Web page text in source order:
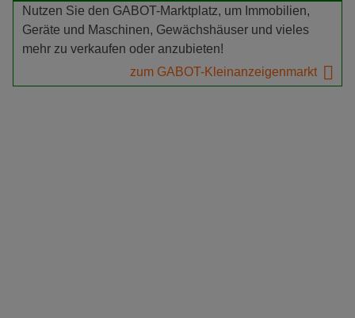
Nutzen Sie den GABOT-Marktplatz, um Immobilien,
Geräte und Maschinen, Gewächshäuser und vieles
mehr zu verkaufen oder anzubieten!
zum GABOT-Kleinanzeigenmarkt